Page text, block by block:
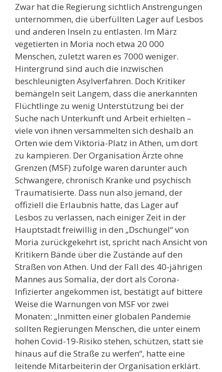
Zwar hat die Regierung sichtlich Anstrengungen
unternommen, die überfüllten Lager auf Lesbos
und anderen Inseln zu entlasten. Im März
vegetierten in Moria noch etwa 20 000
Menschen, zuletzt waren es 7000 weniger.
Hintergrund sind auch die inzwischen
beschleunigten Asylverfahren. Doch Kritiker
bemängeln seit Langem, dass die anerkannten
Flüchtlinge zu wenig Unterstützung bei der
Suche nach Unterkunft und Arbeit erhielten –
viele von ihnen versammelten sich deshalb an
Orten wie dem Viktoria-Platz in Athen, um dort
zu kampieren. Der Organisation Ärzte ohne
Grenzen (MSF) zufolge waren darunter auch
Schwangere, chronisch Kranke und psychisch
Traumatisierte. Dass nun also jemand, der
offiziell die Erlaubnis hatte, das Lager auf
Lesbos zu verlassen, nach einiger Zeit in der
Hauptstadt freiwillig in den „Dschungel“ von
Moria zurückgekehrt ist, spricht nach Ansicht von
Kritikern Bände über die Zustände auf den
Straßen von Athen. Und der Fall des 40-jährigen
Mannes aus Somalia, der dort als Corona-
Infizierter angekommen ist, bestätigt auf bittere
Weise die Warnungen von MSF vor zwei
Monaten: „Inmitten einer globalen Pandemie
sollten Regierungen Menschen, die unter einem
hohen Covid-19-Risiko stehen, schützen, statt sie
hinaus auf die Straße zu werfen“, hatte eine
leitende Mitarbeiterin der Organisation erklärt.